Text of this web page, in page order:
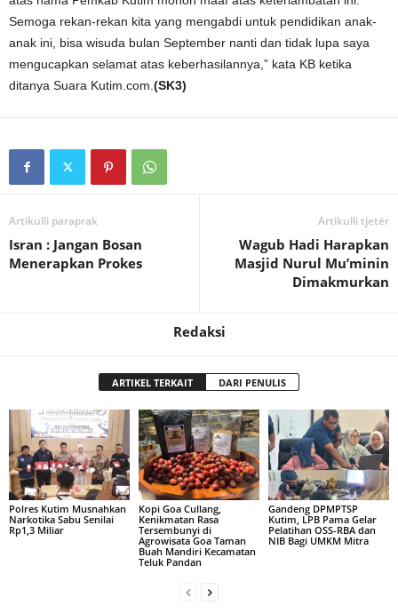
Semoga rekan-rekan kita yang mengabdi untuk pendidikan anak-
anak ini, bisa wisuda bulan September nanti dan tidak lupa saya
mengucapkan selamat atas keberhasilannya,” kata KB ketika
ditanya Suara Kutim.com. (SK3)
Artikulli paraprak
Isran : Jangan Bosan
Menerapkan Prokes
Artikulli tjetër
Wagub Hadi Harapkan
Masjid Nurul Mu’minin
Dimakmurkan
Redaksi
ARTIKEL TERKAIT DARI PENULIS
Polres Kutim Musnahkan
Narkotika Sabu Senilai
Rp1,3 Miliar
Kopi Goa Cullang,
Kenikmatan Rasa
Tersembunyi di
Agrowisata Goa Taman
Buah Mandiri Kecamatan
Teluk Pandan
Gandeng DPMPTSP
Kutim, LPB Pama Gelar
Pelatihan OSS-RBA dan
NIB Bagi UMKM Mitra